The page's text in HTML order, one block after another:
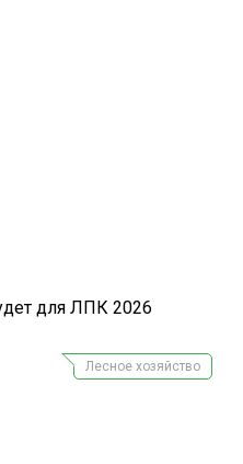
для ЛПК 2026
Лесное хозяйство